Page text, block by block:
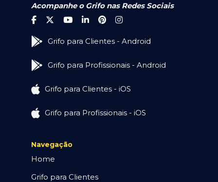
Acompanhe o Grifo nas Redes Sociais
Grifo para Clientes - Android
Grifo para Profissionais - Android
Grifo para Clientes - iOS
Grifo para Profissionais - iOS
Navegação
Home
Grifo para Clientes